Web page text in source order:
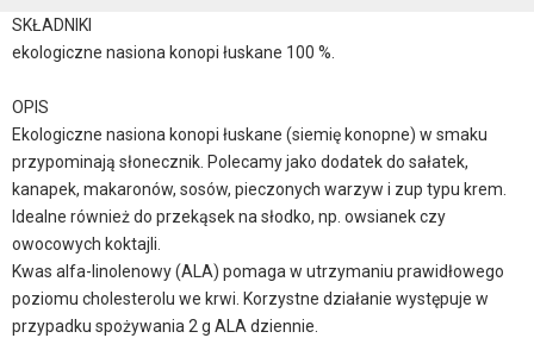
SKŁADNIKI
ekologiczne nasiona konopi łuskane 100 %.
OPIS
Ekologiczne nasiona konopi łuskane (siemię konopne) w smaku
przypominają słonecznik. Polecamy jako dodatek do sałatek,
kanapek, makaronów, sosów, pieczonych warzyw i zup typu krem.
Idealne również do przekąsek na słodko, np. owsianek czy
owocowych koktajli.
Kwas alfa-linolenowy (ALA) pomaga w utrzymaniu prawidłowego
poziomu cholesterolu we krwi. Korzystne działanie występuje w
przypadku spożywania 2 g ALA dziennie.